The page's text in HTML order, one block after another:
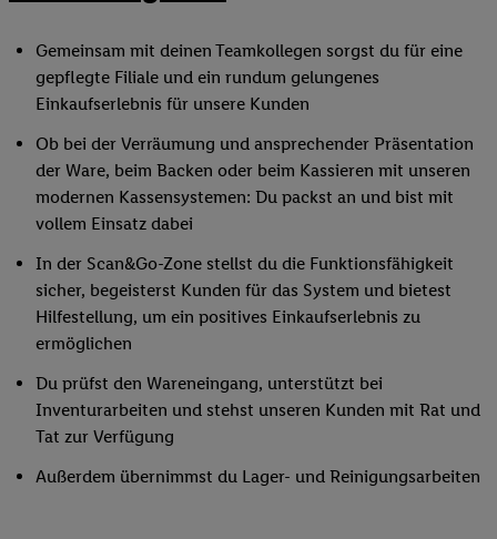
Gemeinsam mit deinen Teamkollegen sorgst du für eine
gepflegte Filiale und ein rundum gelungenes
Einkaufserlebnis für unsere Kunden
Ob bei der Verräumung und ansprechender Präsentation
der Ware, beim Backen oder beim Kassieren mit unseren
modernen Kassensystemen: Du packst an und bist mit
vollem Einsatz dabei
In der Scan&Go-Zone stellst du die Funktionsfähigkeit
sicher, begeisterst Kunden für das System und bietest
Hilfestellung, um ein positives Einkaufserlebnis zu
ermöglichen
Du prüfst den Wareneingang, unterstützt bei
Inventurarbeiten und stehst unseren Kunden mit Rat und
Tat zur Verfügung
Außerdem übernimmst du Lager- und Reinigungsarbeiten